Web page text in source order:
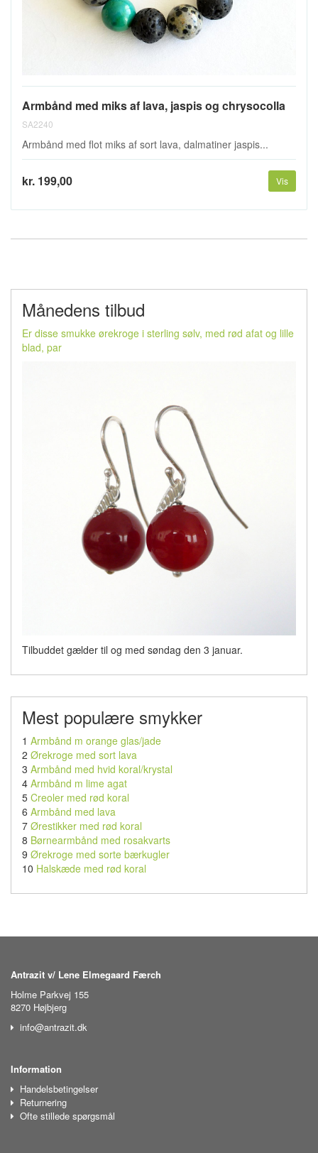
Armbånd med miks af lava, jaspis og chrysocolla
SA2240
Armbånd med flot miks af sort lava, dalmatiner jaspis...
kr. 199,00 Vis
Månedens tilbud
Er disse smukke ørekroge i sterling sølv, med rød afat og lille
blad, par
Tilbuddet gælder til og med søndag den 3 januar.
Mest populære smykker
1 Armbånd m orange glas/jade
2 Ørekroge med sort lava
3 Armbånd med hvid koral/krystal
4 Armbånd m lime agat
5 Creoler med rød koral
6 Armbånd med lava
7 Ørestikker med rød koral
8 Børnearmbånd med rosakvarts
9 Ørekroge med sorte bærkugler
10 Halskæde med rød koral
Antrazit v/ Lene Elmegaard Færch
Holme Parkvej 155
8270 Højbjerg
info@antrazit.dk
Information
Handelsbetingelser
Returnering
Ofte stillede spørgsmål